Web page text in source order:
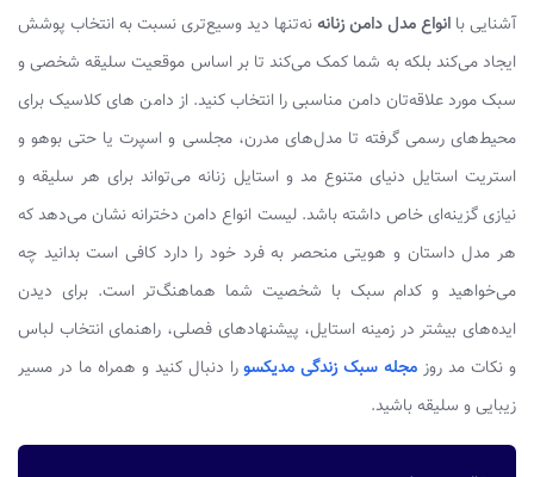
آشنایی با انواع مدل دامن زنانه نه‌تنها دید وسیع‌تری نسبت به انتخاب پوشش
ایجاد می‌کند بلکه به شما کمک می‌کند تا بر اساس موقعیت سلیقه شخصی و
سبک مورد علاقه‌تان دامن مناسبی را انتخاب کنید. از دامن های کلاسیک برای
محیط‌های رسمی گرفته تا مدل‌های مدرن، مجلسی و اسپرت یا حتی بوهو و
استریت استایل دنیای متنوع مد و استایل زنانه می‌تواند برای هر سلیقه و
نیازی گزینه‌ای خاص داشته باشد. لیست انواع دامن دخترانه نشان می‌دهد که
هر مدل داستان و هویتی منحصر به فرد خود را دارد کافی است بدانید چه
می‌خواهید و کدام سبک با شخصیت شما هماهنگ‌تر است. برای دیدن
ایده‌های بیشتر در زمینه استایل، پیشنهادهای فصلی، راهنمای انتخاب لباس
و نکات مد روز مجله سبک زندگی مدیکسورا دنبال کنید و همراه ما در مسیر
زیبایی و سلیقه باشید.